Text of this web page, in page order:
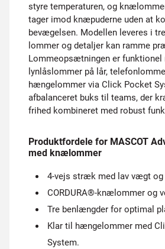
styre temperaturen, og
tager imod knæpuderne uden at
bevægelsen. Modellen leveres i
lommer og detaljer kan ramme
Lommeopsætningen er funktionel
lynlåslommer på lår,
hængelommer via Click Pocket
afbalanceret buks til teams, der
frihed kombineret med robust
Produktfordele for MASCOT
med knælommer
4-vejs stræk med lav vægt
CORDURA®-knælommer og
Tre benlængder for optimal
Klar til hængelommer med
System.